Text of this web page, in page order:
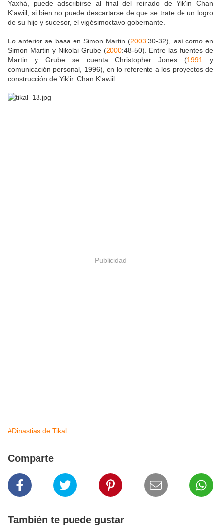
Yaxhá, puede adscribirse al final del reinado de Yik'in Chan
K'awiil, si bien no puede descartarse de que se trate de un logro
de su hijo y sucesor, el vigésimoctavo gobernante.
Lo anterior se basa en Simon Martin (2003:30-32), así como en
Simon Martin y Nikolai Grube (2000:48-50). Entre las fuentes de
Martin y Grube se cuenta Christopher Jones (1991
y
comunicación personal, 1996), en lo referente a los proyectos de
construcción de Yik'in Chan K'awiil.
Publicidad
#Dinastias de Tikal
Comparte
También te puede gustar